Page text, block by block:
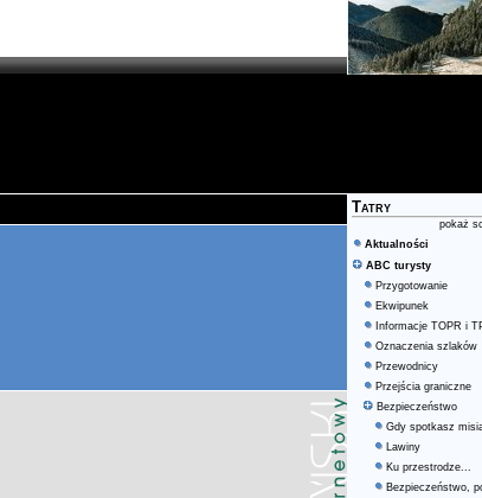
Tatry
pokaż
Aktualności
ABC turysty
Przygotowanie
Ekwipunek
Informacje TOPR i
Oznaczenia szlaków
Przewodnicy
Przejścia graniczne
Bezpieczeństwo
Gdy spotkasz
Lawiny
Ku przestrodze...
Bezpieczeństwo,